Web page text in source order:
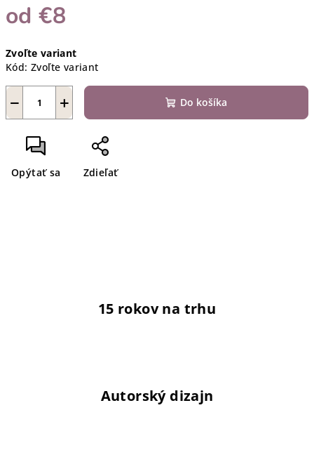
od€8
cena:
Zvoľte variant
Kód: Zvoľte variant
+
− Do košíka
Opýtať sa Zdieľať
15 rokov na trhu
Autorský dizajn